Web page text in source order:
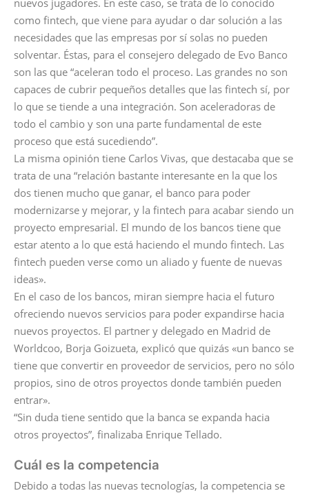
como fintech, que viene para ayudar o dar solución a las
necesidades que las empresas por sí solas no pueden
solventar. Éstas, para el consejero delegado de Evo Banco
son las que “aceleran todo el proceso. Las grandes no son
capaces de cubrir pequeños detalles que las fintech sí, por
lo que se tiende a una integración. Son aceleradoras de
todo el cambio y son una parte fundamental de este
proceso que está sucediendo”.
La misma opinión tiene Carlos Vivas, que destacaba que se
trata de una “relación bastante interesante en la que los
dos tienen mucho que ganar, el banco para poder
modernizarse y mejorar, y la fintech para acabar siendo un
proyecto empresarial. El mundo de los bancos tiene que
estar atento a lo que está haciendo el mundo fintech. Las
fintech pueden verse como un aliado y fuente de nuevas
ideas».
En el caso de los bancos, miran siempre hacia el futuro
ofreciendo nuevos servicios para poder expandirse hacia
nuevos proyectos. El partner y delegado en Madrid de
Worldcoo, Borja Goizueta, explicó que quizás «un banco se
tiene que convertir en proveedor de servicios, pero no sólo
propios, sino de otros proyectos donde también pueden
entrar».
“Sin duda tiene sentido que la banca se expanda hacia
otros proyectos”, finalizaba Enrique Tellado.
Cuál es la competencia
Debido a todas las nuevas tecnologías, la competencia se